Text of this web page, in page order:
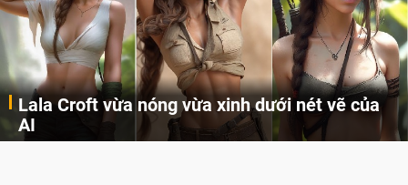
Lala Croft vừa nóng vừa xinh dưới nét vẽ của
AI